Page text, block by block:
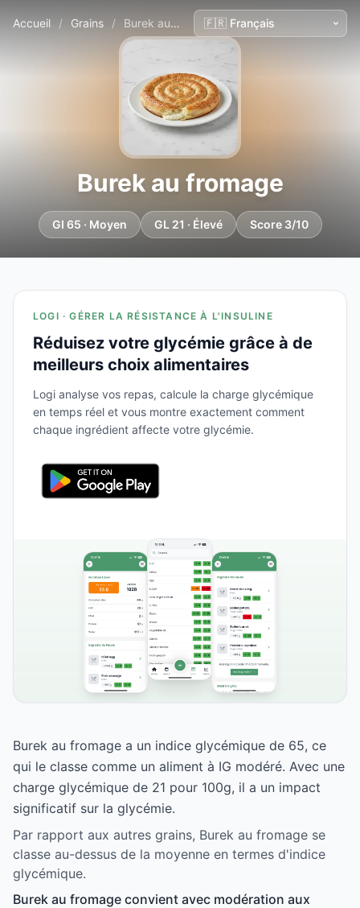
Accueil / Grains / Burek au fromage
Burek au fromage
GI 65 · Moyen GL 21 · Élevé Score 3/10
LOGI · GÉRER LA RÉSISTANCE À L'INSULINE
Réduisez votre glycémie grâce à de
meilleurs choix alimentaires
Logi analyse vos repas, calcule la charge glycémique
en temps réel et vous montre exactement comment
chaque ingrédient affecte votre glycémie.
Burek au fromage a un indice glycémique de 65, ce
qui le classe comme un aliment à IG modéré. Avec une
charge glycémique de 21 pour 100g, il a un impact
significatif sur la glycémie.
Par rapport aux autres grains, Burek au fromage se
classe au-dessus de la moyenne en termes d'indice
glycémique.
Burek au fromage convient avec modération aux